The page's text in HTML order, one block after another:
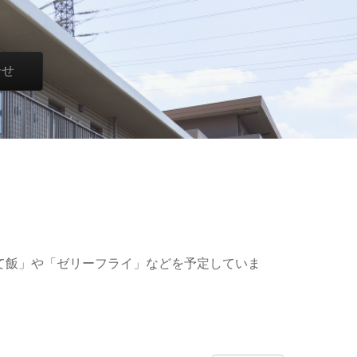
」や「ゼリーフライ」などを予定していま